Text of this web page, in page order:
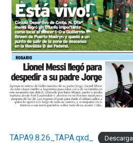
TAPA9.8.26_TAPA.qxd_ Descarga